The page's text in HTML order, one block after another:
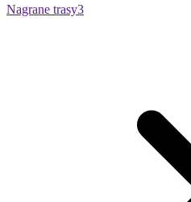
Nagrane trasy3